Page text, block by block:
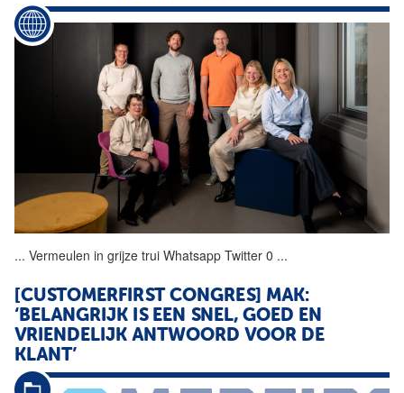
... Vermeulen in grijze trui Whatsapp Twitter 0 ...
[CUSTOMERFIRST CONGRES] MAK:
‘BELANGRIJK IS EEN SNEL, GOED EN
VRIENDELIJK ANTWOORD VOOR DE
KLANT’